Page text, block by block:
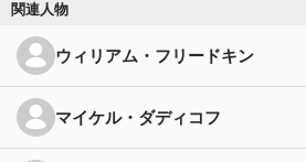
関連人物
ウィリアム・フリードキン
マイケル・ダディコフ